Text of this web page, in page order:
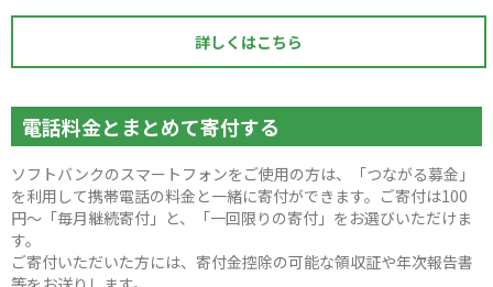
詳しくはこちら
電話料金とまとめて寄付する
ソフトバンクのスマートフォンをご使用の方は、「つながる募金」
を利用して携帯電話の料金と一緒に寄付ができます。ご寄付は100
円～「毎月継続寄付」と、「一回限りの寄付」をお選びいただけま
す。
ご寄付いただいた方には、寄付金控除の可能な領収証や年次報告書